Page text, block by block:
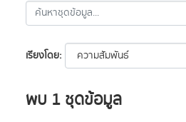
เรียงโดย
พบ 1 ชุดข้อมูล